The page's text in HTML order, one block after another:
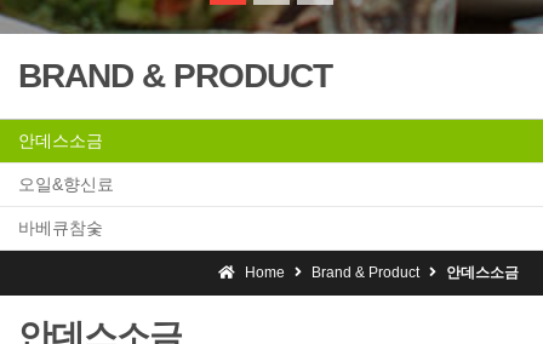
BRAND & PRODUCT
안데스소금
오일&향신료
바베큐참숯
Home Brand & Product 안데스소금
안데스소금